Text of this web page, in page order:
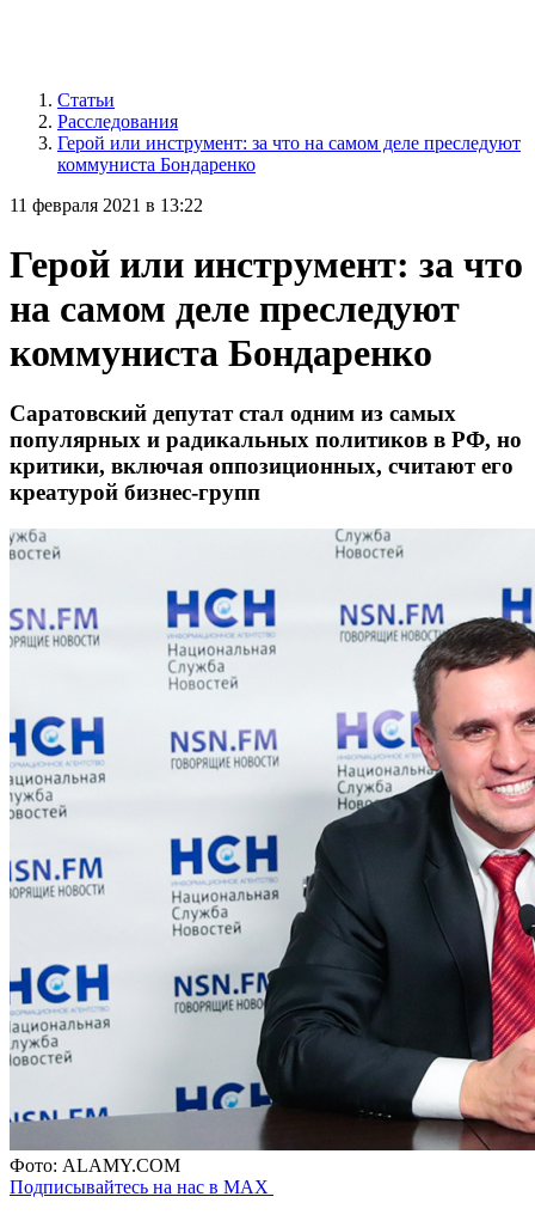
Статьи
Расследования
Герой или инструмент: за что на самом деле преследуют
коммуниста Бондаренко
11 февраля 2021 в 13:22
Герой или инструмент: за что
на самом деле преследуют
коммуниста Бондаренко
Саратовский депутат стал одним из самых
популярных и радикальных политиков в РФ, но
критики, включая оппозиционных, считают его
креатурой бизнес-групп
Фото: ALAMY.COM
Подписывайтесь на нас в MAX